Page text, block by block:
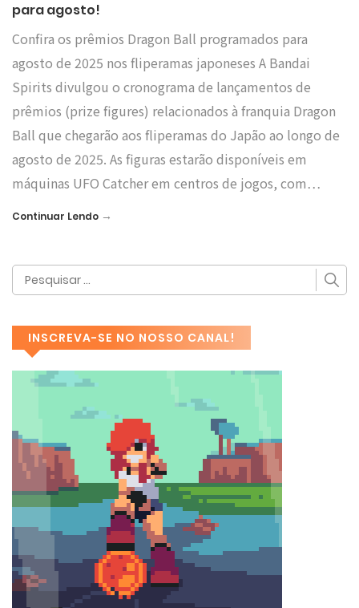
para agosto!
Confira os prêmios Dragon Ball programados para
agosto de 2025 nos fliperamas japoneses A Bandai
Spirits divulgou o cronograma de lançamentos de
prêmios (prize figures) relacionados à franquia Dragon
Ball que chegarão aos fliperamas do Japão ao longo de
agosto de 2025. As figuras estarão disponíveis em
máquinas UFO Catcher em centros de jogos, com…
Continuar Lendo →
INSCREVA-SE NO NOSSO CANAL!